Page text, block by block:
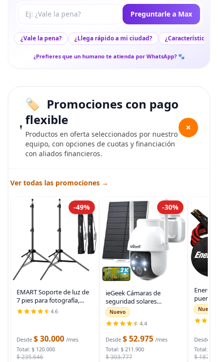
Tu pregunta a Max Preguntarle a Max
¿Vale la pena? ¿Llega rápido a mi ciudad? ¿Características
¿Prefieres que un humano te atienda por WhatsApp? 🐾
Promociones con pago
flexible
Productos en oferta seleccionados por nuestro
equipo, con opciones de cuotas y financiación
con aliados financieros.
+
Ver todas las promociones →
-49%
EMART Soporte de luz de
7 pies para fotografía,
soporte de trípode
portátil para fotos y
con funda de
4.6
Desde $ 30.000 /mes
Total: $ 120.000
$ 235.646
-30%
ieGeek Cámaras de
seguridad solares
inalámbricas para
exteriores, cámara WiFi 2K
para sistema de
seguridad del hogar,
cámara de vigilancia
Nuevo
4.4
Desde $ 52.975 /mes
Total: $ 211.900
$ 303.777
puente
auto,
para
bolsa
Nuevo
Desde
Total: $
$